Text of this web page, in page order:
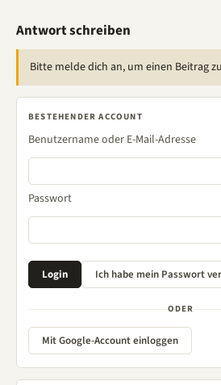
Antwort schreiben
Bitte melde dich an, um einen Beitrag
BESTEHENDER ACCOUNT
Benutzername oder E-Mail-Adresse
Passwort
ODER
Mit Google-Account einloggen